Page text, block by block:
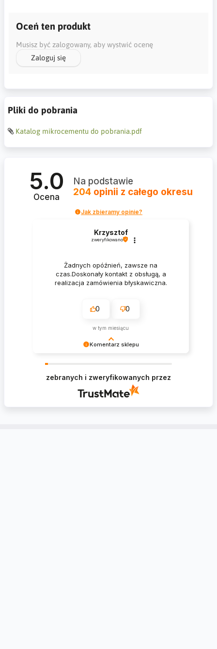
Oceń ten produkt
Musisz być zalogowany, aby wystwić ocenę
Zaloguj się
Pliki do pobrania
Katalog mikrocementu do pobrania.pdf
5.0
Ocena
Na podstawie
204 opinii z całego okresu
Jak zbieramy opinie?
Komentarz sklepu
Krzysztof
zweryfikowano
Żadnych opóźnień, zawsze na
czas.Doskonały kontakt z obsługą, a
realizacja zamówienia błyskawiczna.
0 0
w tym miesiącu
zebranych i zweryfikowanych przez